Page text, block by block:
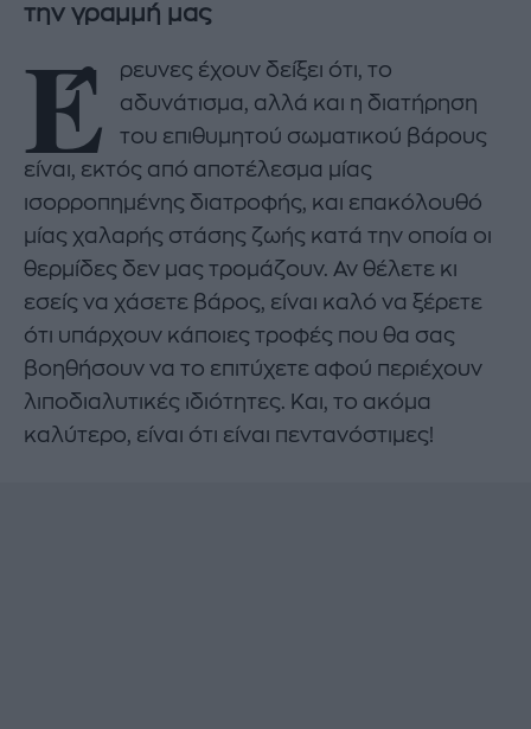
την γραμμή μας
Έ
ρευνες έχουν δείξει ότι, το
αδυνάτισμα, αλλά και η διατήρηση
του επιθυμητού σωματικού βάρους
είναι, εκτός από αποτέλεσμα μίας
ισορροπημένης διατροφής, και επακόλουθό
μίας χαλαρής στάσης ζωής κατά την οποία οι
θερμίδες δεν μας τρομάζουν. Αν θέλετε κι
εσείς να χάσετε βάρος, είναι καλό να ξέρετε
ότι υπάρχουν κάποιες τροφές που θα σας
βοηθήσουν να το επιτύχετε αφού περιέχουν
λιποδιαλυτικές ιδιότητες. Και, το ακόμα
καλύτερο, είναι ότι είναι πεντανόστιμες!